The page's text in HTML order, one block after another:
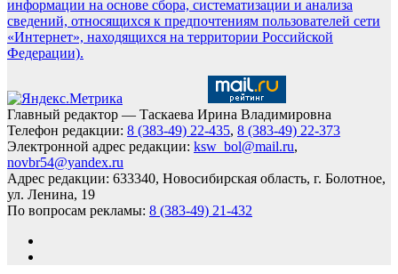
информации на основе сбора, систематизации и анализа
сведений, относящихся к предпочтениям пользователей сети
«Интернет», находящихся на территории Российской
Федерации).
Главный редактор — Таскаева Ирина Владимировна
Телефон редакции: 8 (383-49) 22-435, 8 (383-49) 22-373
Электронной адрес редакции: ksw_bol@mail.ru,
novbr54@yandex.ru
Адрес редакции: 633340, Новосибирская область, г. Болотное,
ул. Ленина, 19
По вопросам рекламы: 8 (383-49) 21-432